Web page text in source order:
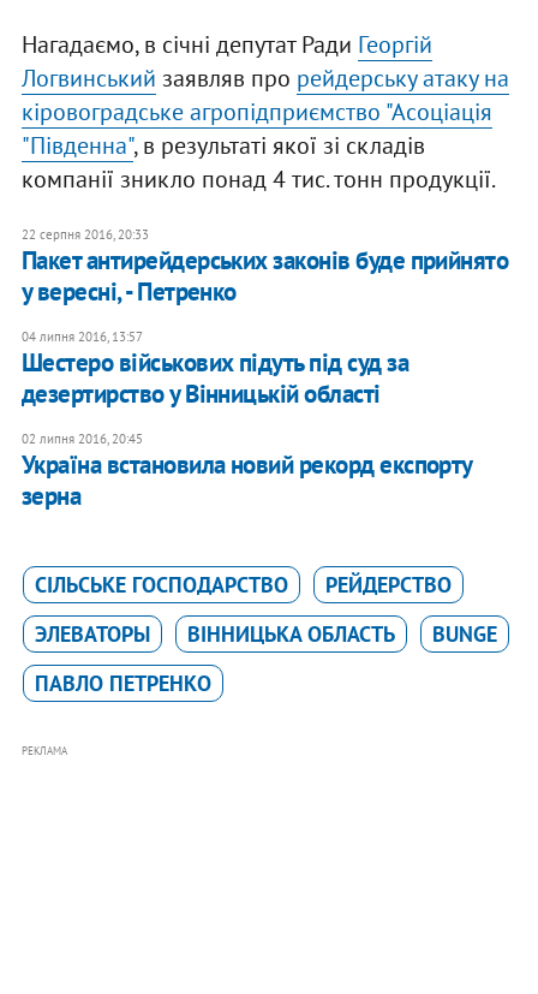
Нагадаємо, в січні депутат Ради Георгій
Логвинський заявляв про рейдерську атаку на
кіровоградське агропідприємство "Асоціація
"Південна", в результаті якої зі складів
компанії зникло понад 4 тис. тонн продукції.
22 серпня 2016, 20:33
Пакет антирейдерських законів буде прийнято
у вересні, - Петренко
04 липня 2016, 13:57
Шестеро військових підуть під суд за
дезертирство у Вінницькій області
02 липня 2016, 20:45
Україна встановила новий рекорд експорту
зерна
СІЛЬСЬКЕ ГОСПОДАРСТВО
РЕЙДЕРСТВО
ЭЛЕВАТОРЫ
ВІННИЦЬКА ОБЛАСТЬ
BUNGE
ПАВЛО ПЕТРЕНКО
РЕКЛАМА